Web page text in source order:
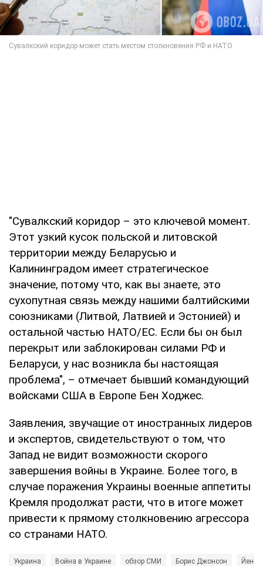
"Сувалкский коридор – это ключевой момент.
Этот узкий кусок польской и литовской
территории между Беларусью и
Калининградом имеет стратегическое
значение, потому что, как вы знаете, это
сухопутная связь между нашими балтийскими
союзниками (Литвой, Латвией и Эстонией) и
остальной частью НАТО/ЕС. Если бы он был
перекрыт или заблокирован силами РФ и
Беларуси, у нас возникла бы настоящая
проблема", – отмечает бывший командующий
войсками США в Европе Бен Ходжес.
Заявления, звучащие от иностранных лидеров
и экспертов, свидетельствуют о том, что
Запад не видит возможности скорого
завершения войны в Украине. Более того, в
случае поражения Украины военные аппетиты
Кремля продолжат расти, что в итоге может
привести к прямому столкновению агрессора
со странами НАТО.
Украина Война в Украине обзор СМИ Борис Джонсон Йенс